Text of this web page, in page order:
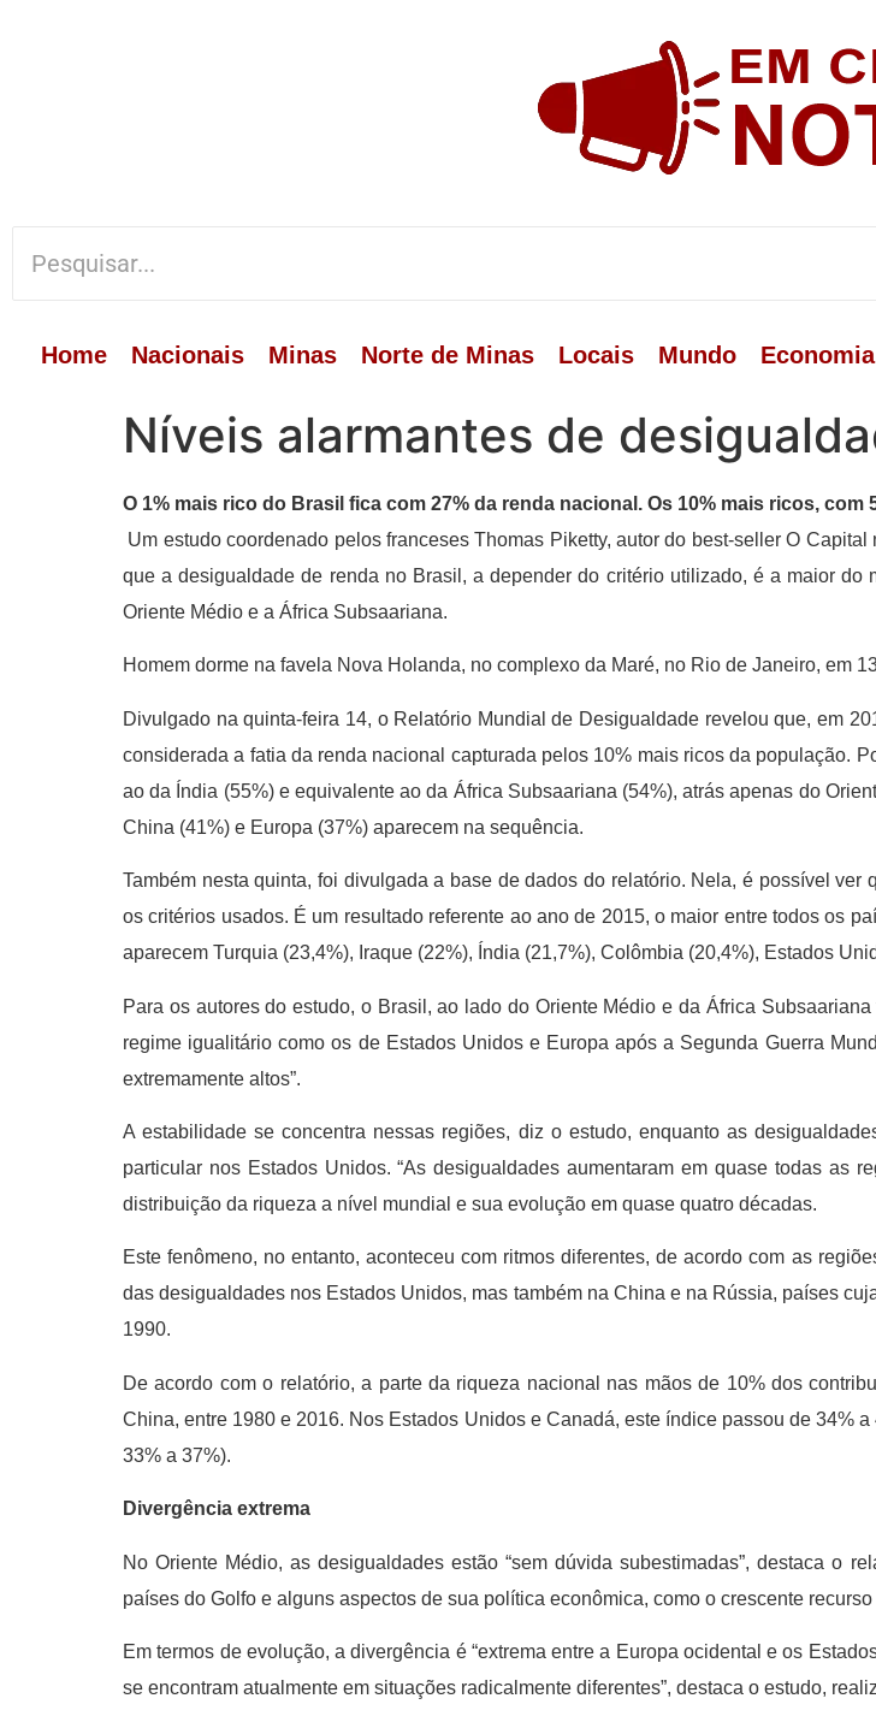
Home Nacionais Minas Norte de Minas Locais Mundo Economia
Níveis alarmantes de
O 1% mais rico do Brasil fica com 27% da renda nacional. Os 10% mais ricos, com
Um estudo coordenado pelos franceses Thomas Piketty, autor do best-seller O
que a desigualdade de renda no Brasil, a depender do critério utilizado, é a maior
Oriente Médio e a África Subsaariana.
Homem dorme na favela Nova Holanda, no complexo da Maré, no Rio de Janeiro, em
Divulgado na quinta-feira 14, o Relatório Mundial de Desigualdade revelou que, em
considerada a fatia da renda nacional capturada pelos 10% mais ricos da população.
ao da Índia (55%) e equivalente ao da África Subsaariana (54%), atrás apenas do
China (41%) e Europa (37%) aparecem na sequência.
Também nesta quinta, foi divulgada a base de dados do relatório. Nela, é possível
os critérios usados. É um resultado referente ao ano de 2015, o maior entre todos os
aparecem Turquia (23,4%), Iraque (22%), Índia (21,7%), Colômbia (20,4%), Estados
Para os autores do estudo, o Brasil, ao lado do Oriente Médio e da África
regime igualitário como os de Estados Unidos e Europa após a Segunda Guerra
extremamente altos”.
A estabilidade se concentra nessas regiões, diz o estudo, enquanto as
particular nos Estados Unidos. “As desigualdades aumentaram em quase todas as
distribuição da riqueza a nível mundial e sua evolução em quase quatro décadas.
Este fenômeno, no entanto, aconteceu com ritmos diferentes, de acordo com as
das desigualdades nos Estados Unidos, mas também na China e na Rússia, países
1990.
De acordo com o relatório, a parte da riqueza nacional nas mãos de 10% dos
China, entre 1980 e 2016. Nos Estados Unidos e Canadá, este índice passou de 34%
33% a 37%).
Divergência extrema
No Oriente Médio, as desigualdades estão “sem dúvida subestimadas”, destaca o
países do Golfo e alguns aspectos de sua política econômica, como o crescente
Em termos de evolução, a divergência é “extrema entre a Europa ocidental e os
se encontram atualmente em situações radicalmente diferentes”, destaca o estudo,